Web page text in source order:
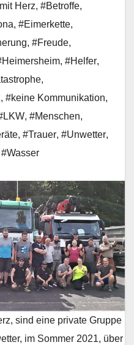
Herz, #Betroffe,
, #Eimerkette,
, #Freude,
, #Helfer,
,
, #keine Kommunikation,
, #Menschen,
, #Trauer, #Unwetter,
#Wasser
sind eine private Gruppe
im Sommer 2021, über